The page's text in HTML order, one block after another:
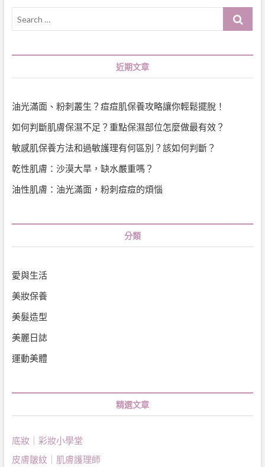
Search
近期文章
油光滿面、粉刺叢生？痘痘肌保養攻略讓你輕鬆擺脫！
如何判斷肌膚保濕不足？重點保濕部位怎麼做最有效？
敏感肌保養方法和過敏護理有何區別？該如何判斷？
乾性肌膚：沙漠大旱，缺水嚴重嗎？
油性肌膚：油光滿面，粉刺痘痘的煩惱
分類
愛與生活
美妝保養
美髮造型
美麗日誌
運動美體
精選文章
底妝｜彩妝小學堂
皮膚皺紋｜肌膚護理師